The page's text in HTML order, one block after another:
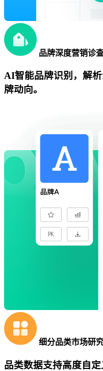
品牌深度营销诊
AI智能品牌识别，解
牌动向。
细分品类市场研
品类数据支持高度自